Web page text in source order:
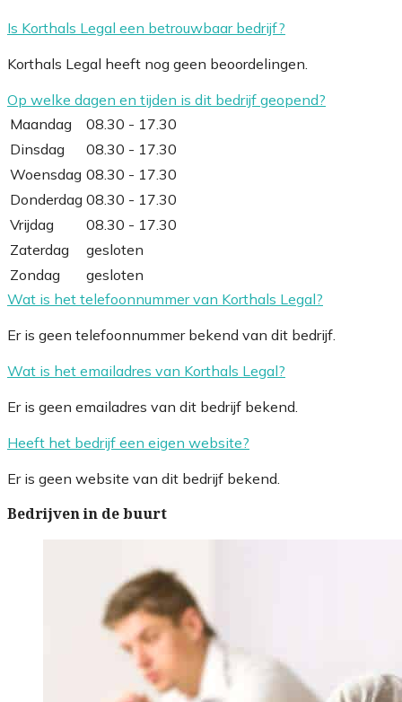
Is Korthals Legal een betrouwbaar bedrijf?
Korthals Legal heeft nog geen beoordelingen.
Op welke dagen en tijden is dit bedrijf geopend?
Maandag
08.30 - 17.30
Dinsdag
08.30 - 17.30
Woensdag 08.30 - 17.30
Donderdag 08.30 - 17.30
Vrijdag
08.30 - 17.30
Zaterdag
gesloten
Zondag
gesloten
Wat is het telefoonnummer van Korthals Legal?
Er is geen telefoonnummer bekend van dit bedrijf.
Wat is het emailadres van Korthals Legal?
Er is geen emailadres van dit bedrijf bekend.
Heeft het bedrijf een eigen website?
Er is geen website van dit bedrijf bekend.
Bedrijven in de buurt